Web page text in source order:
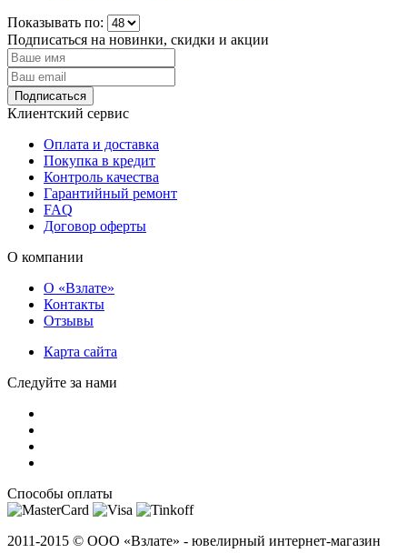
Показывать по:
Подписаться на новинки, скидки и акции
Подписаться
Клиентский сервис
Оплата и доставка
Покупка в кредит
Контроль качества
Гарантийный ремонт
FAQ
Договор оферты
О компании
О «Взлате»
Контакты
Отзывы
Карта сайта
Следуйте за нами
Способы оплаты
2011-2015 © ООО «Взлате» - ювелирный интернет-магазин